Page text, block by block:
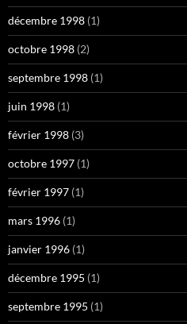
décembre 1998 (1)
octobre 1998 (2)
septembre 1998 (1)
juin 1998 (1)
février 1998 (3)
octobre 1997 (1)
février 1997 (1)
mars 1996 (1)
janvier 1996 (1)
décembre 1995 (1)
septembre 1995 (1)